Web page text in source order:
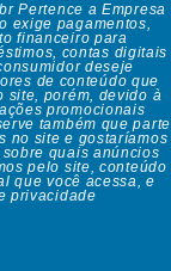
Pertence a Empresa
exige pagamentos,
financeiro para
contas digitais
deseje
de conteúdo que
site, porém, devido à
promocionais
também que parte
no site e gostaríamos
quais anúncios
pelo site, conteúdo
que você acessa, e
privacidade